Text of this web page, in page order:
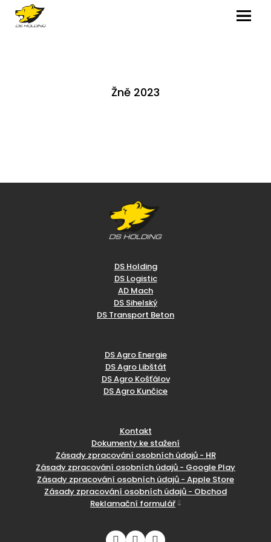
MENU
Žně 2023
DS Holding
DS Logistic
AD Mach
DS Sihelský
DS Transport Beton
DS Agro Energie
DS Agro Libštát
DS Agro Košťálov
DS Agro Kunčice
Kontakt
Dokumenty ke stažení
Zásady zpracování osobních údajů - HR
Zásady zpracování osobních údajů - Google Play
Zásady zpracování osobních údajů - Apple Store
Zásady zpracování osobních údajů - Obchod
Reklamační formulář